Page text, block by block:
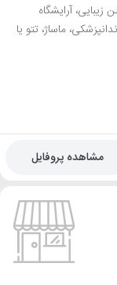
آرایشگاه
ماساژ، تتو یا
مشاهده پروفایل